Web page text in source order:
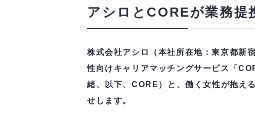
アシロとCOREが業務提
株式会社アシロ（本社所在地：東京都新
性向けキャリアマッチングサービス「
緒、以下、CORE）と、働く女性が抱え
せします。